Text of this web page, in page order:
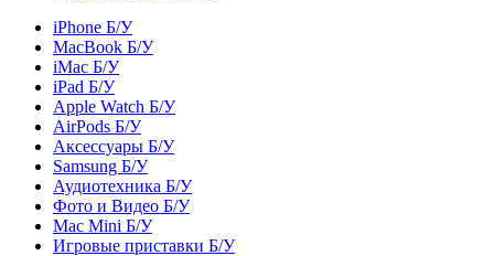
iPhone Б/У
MacBook Б/У
iMac Б/У
iPad Б/У
Apple Watch Б/У
AirPods Б/У
Аксессуары Б/У
Samsung Б/У
Аудиотехника Б/У
Фото и Видео Б/У
Mac Mini Б/У
Игровые приставки Б/У